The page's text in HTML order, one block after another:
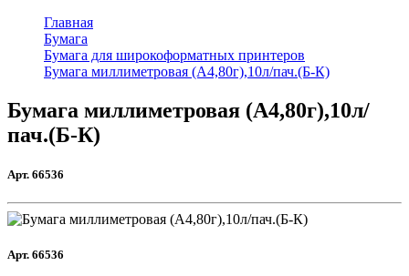
Главная
Бумага
Бумага для широкоформатных принтеров
Бумага миллиметровая (А4,80г),10л/пач.(Б-К)
Бумага миллиметровая (А4,80г),10л/
пач.(Б-К)
Арт. 66536
Арт. 66536